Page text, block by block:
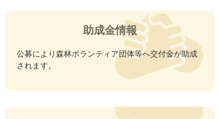
助成金情報
公募により森林ボランティア団体等へ交付金が助成
されます。